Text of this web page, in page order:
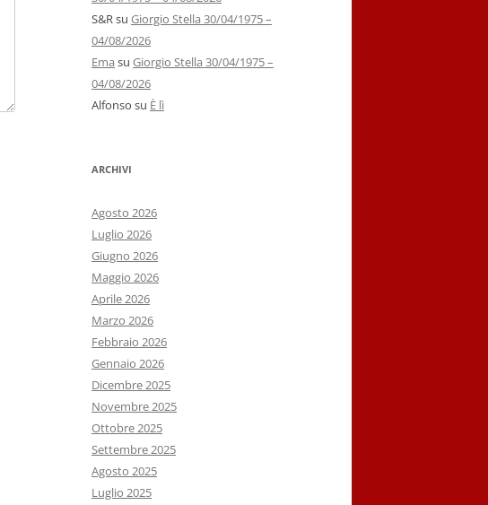
S&Rsu Giorgio Stella 30/04/1975 –
04/08/2026
Ema su Giorgio Stella 30/04/1975 –
04/08/2026
Alfonso su È lì
ARCHIVI
Agosto 2026
Luglio 2026
Giugno 2026
Maggio 2026
Aprile 2026
Marzo 2026
Febbraio 2026
Gennaio 2026
Dicembre 2025
Novembre 2025
Ottobre 2025
Settembre 2025
Agosto 2025
Luglio 2025